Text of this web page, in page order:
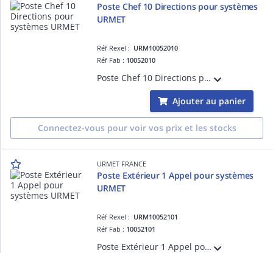
Poste Chef 10 Directions pour systèmes
URMET
Réf Rexel : URM10052010
Réf Fab : 10052010
Poste Chef 10 Directions pour systèmes URMET. Sa conception permet l'optimisation des performences du système.
Ajouter au panier
Connectez-vous pour voir vos prix et les stocks
URMET FRANCE
Poste Extérieur 1 Appel pour systèmes
URMET
Réf Rexel : URM10052101
Réf Fab : 10052101
Poste Extérieur 1 Appel pour systèmes URMET. Sa conception permet l'optimisation des performences du système.